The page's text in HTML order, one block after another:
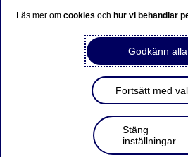
Nordeas
bolagsstämman med
ersättningar till
koncernchefen och vice vd.
Nordeas
information rörande
övriga ledningen.
Pillar III upplysningarsom
information om Nordeas
Läs mer omcookiesoch hur vi behandlar
Godkänn alla
Fortsätt med
Stäng
inställningar